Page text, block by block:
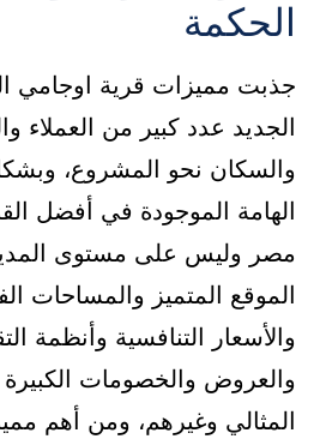
الحكمة
جذبت مميزات قرية اوجامي
الجديد عدد كبير من العملاء
والسكان نحو المشروع،
الهامة الموجودة في أفضل
مصر وليس على مستوى
الموقع المتميز والمساحات
والأسعار التنافسية وأنظمة
والعروض والخصومات
المثالي وغيرهم، ومن أهم